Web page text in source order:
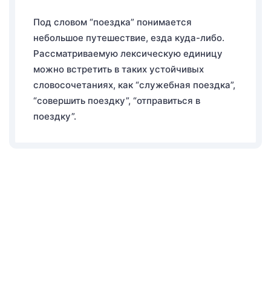
Под словом “поездка” понимается
небольшое путешествие, езда куда-либо.
Рассматриваемую лексическую единицу
можно встретить в таких устойчивых
словосочетаниях, как “служебная поездка”,
“совершить поездку”, “отправиться в
поездку”.